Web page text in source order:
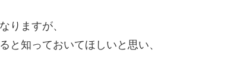
りますが、
と知っておいてほしいと思い、